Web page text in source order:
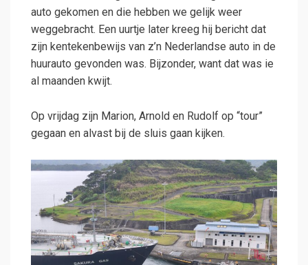
auto gekomen en die hebben we gelijk weer
weggebracht. Een uurtje later kreeg hij bericht dat
zijn kentekenbewijs van z’n Nederlandse auto in de
huurauto gevonden was. Bijzonder, want dat was ie
al maanden kwijt.
Op vrijdag zijn Marion, Arnold en Rudolf op “tour”
gegaan en alvast bij de sluis gaan kijken.